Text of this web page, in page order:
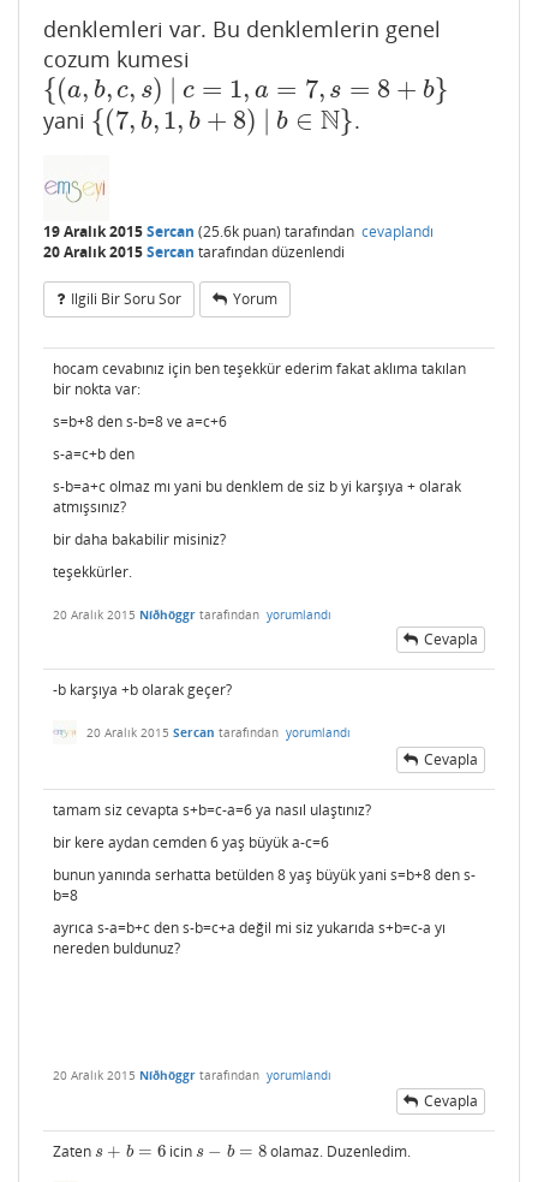
denklemleri var. Bu denklemlerin genel
cozum kumesi
{(a, b, c, s) c = 1, a = 7, s = 8 + b}
{ a,b c,s)| c=1 a= 7,s =8 +b }
yani {(7, b,1, b + 8) | b ∈ N}
{ 7,b 1,b+ 8) |b ∈N .
19 Aralık 2015Sercan (25.6k puan) tarafından cevaplandı
20 Aralık 2015Sercan tarafındandüzenlendi
Ilgili Bir Soru Sor Yorum
hocam cevabınız için ben teşekkür ederim fakat aklıma takılan
bir nokta var:
s=b+8 den s-b=8 ve a=c+6
s-a=c+b den
s-b=a+c olmaz mı yani bu denklem de siz b yi karşıya + olarak
atmışsınız?
bir daha bakabilir misiniz?
teşekkürler.
20 Aralık 2015 Níðhöggr tarafından yorumlandı
Cevapla
-b karşıya +b olarak geçer?
20 Aralık 2015 Sercan tarafından yorumlandı
Cevapla
tamam siz cevapta s+b=c-a=6 ya nasıl ulaştınız?
bir kere aydan cemden 6 yaş büyük a-c=6
bunun yanında serhatta betülden 8 yaş büyük yani s=b+8 den s-
b=8
ayrıca s-a=b+c den s-b=c+a değil mi siz yukarıda s+b=c-a yı
nereden buldunuz?
20 Aralık 2015 Níðhöggr tarafından yorumlandı
Cevapla
Zaten s + b = 6
s+b=6 icin s − b = 8
s−b=8 olamaz. Duzenledim.